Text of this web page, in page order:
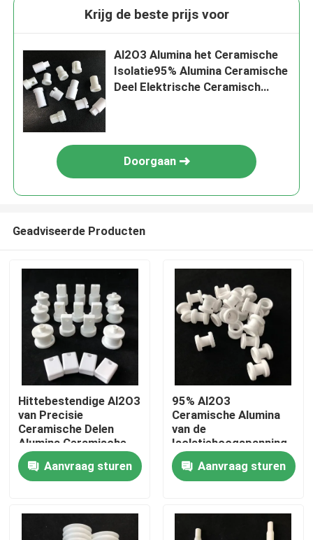
Huis
Krijg de beste prijs voor
Al2O3 Alumina het Ceramische
Isolatie95% Alumina Ceramische
Deel Elektrische Ceramisch
Doorgaan
Geadviseerde Producten
Hittebestendige Al2O3
van Precisie
Ceramische Delen
Alumina Ceramische
Componenten
Aanvraag sturen
95% Al2O3
Ceramische Alumina
van de
Isolatiehoogspanning
Bestand Douanedelen
1500CAanvraag sturen